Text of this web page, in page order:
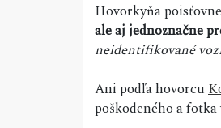
Hovorkyňa poisťovne
ale aj jednoznačne
neidentifikované
Ani podľa hovorcu
poškodeného a